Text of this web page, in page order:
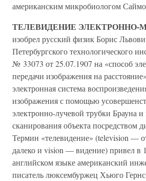
американским микробиологом
ТЕЛЕВИДЕНИЕ ЭЛЕКТРОННО-
изобрел русский физик Борис
Петербургского технологического
№ 33073 от 25.07.1907 на «способ
передачи изображения на
электронная система
изображения с помощью
электронно-лучевой трубки Брауна и
сканирования объекта посредством
Термин «телевидение» (television —
далеко и vision — видение) привел в
английском языке американский
писатель люксембуржец Хьюго